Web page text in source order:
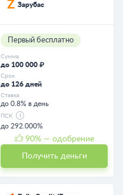
Зарубас
Первый бесплатно
Сумма
до 100 000 ₽
Срок
до 126 дней
Ставка
до 0.8% в день
ПСК
до 292.000%
90% — одобрение
Получить деньги